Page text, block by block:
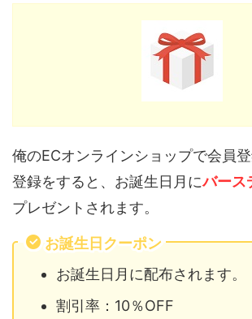
俺のECオンラインショップで会員
登録をすると、お誕生日月にバース
プレゼントされます。
お誕生日クーポン
お誕生日月に配布されます。
割引率：10％OFF